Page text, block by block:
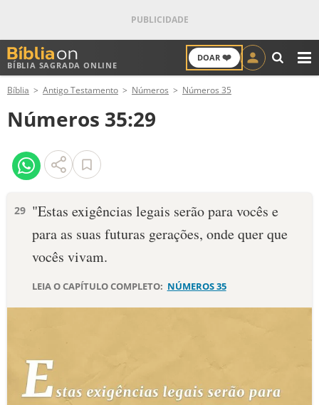
BÍBLIA SAGRADA ONLINE
DOAR ❤️
ANTIGO TESTAMENTO
NOVO TESTAMENTO
VERSÍCULOS
PALAVRA DO DIA
DEVOCIONAL DIÁRIO
ESTUDOS BÍBLICOS
Bíblia Antigo Testamento Números Números 35
Números 35:29
29 "Estas exigências legais serão para vocês e
para as suas futuras gerações, onde quer que
vocês vivam.
LEIA O CAPÍTULO COMPLETO: NÚMEROS 35